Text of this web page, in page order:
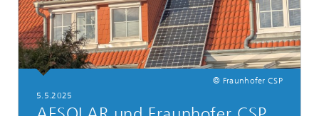
© Fraunhofer CSP
5.5.2025